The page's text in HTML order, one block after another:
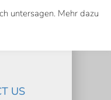
US
untersagen. Mehr dazu